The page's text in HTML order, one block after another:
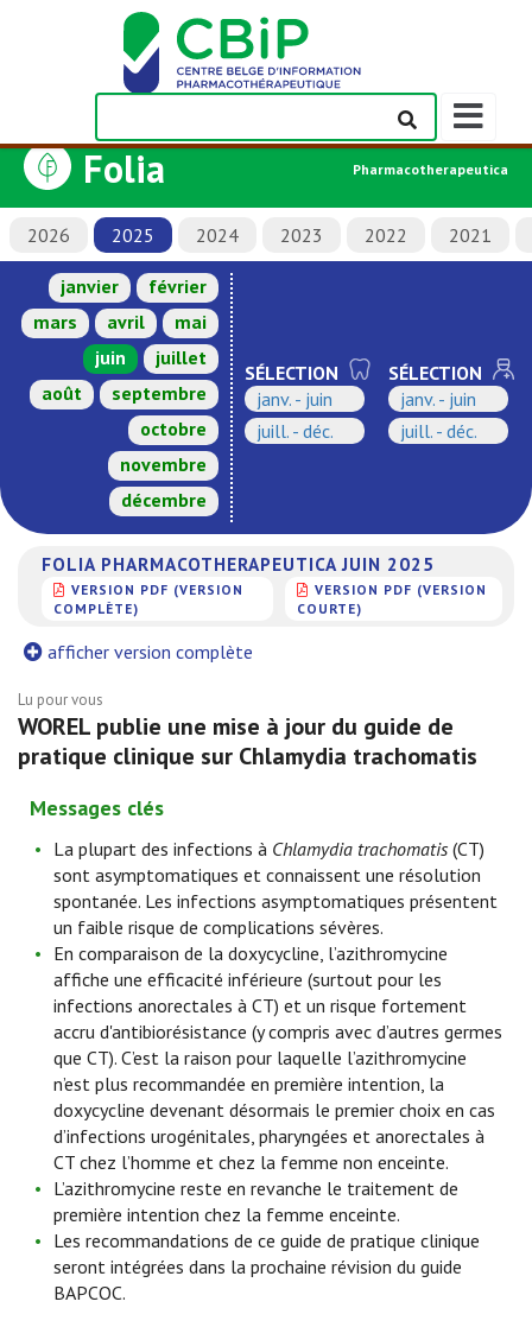
Afficher/
la
de
navigation
Folia Pharmacotherapeutica
2026 2025 2024 2023 2022 2021
janvier
février
mars
avril
mai
juin
juillet
août
septembre
octobre
novembre
décembre
SÉLECTION
janv. - juin
juill. - déc.
SÉLECTION
janv. - juin
juill. - déc.
FOLIA PHARMACOTHERAPEUTICA JUIN 2025
VERSION PDF (VERSION
COMPLÈTE)
VERSION PDF (VERSION
COURTE)
afficher version complète
Lu pour vous
WOREL publie une mise à jour du guide de
pratique clinique sur Chlamydia trachomatis
Messages clés
La plupart des infections à Chlamydia trachomatis (CT)
sont asymptomatiques et connaissent une résolution
spontanée. Les infections asymptomatiques présentent
un faible risque de complications sévères.
En comparaison de la doxycycline, l’azithromycine
affiche une efficacité inférieure (surtout pour les
infections anorectales à CT) et un risque fortement
accru d'antibiorésistance (y compris avec d’autres germes
que CT). C’est la raison pour laquelle l’azithromycine
n’est plus recommandée en première intention, la
doxycycline devenant désormais le premier choix en cas
d’infections urogénitales, pharyngées et anorectales à
CT chez l’homme et chez la femme non enceinte.
L’azithromycine reste en revanche le traitement de
première intention chez la femme enceinte.
Les recommandations de ce guide de pratique clinique
seront intégrées dans la prochaine révision du guide
BAPCOC.